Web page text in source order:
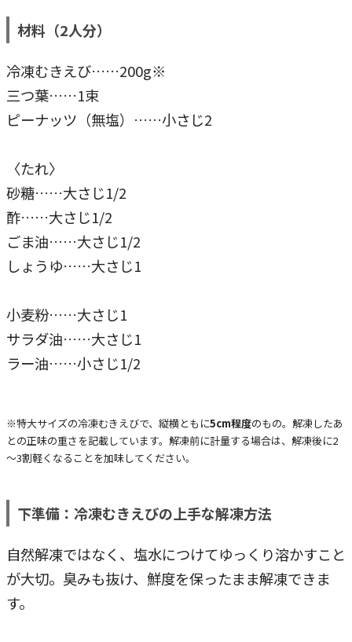
材料（2人分）
冷凍むきえび……200g※
三つ葉……1束
ピーナッツ（無塩）……小さじ2
〈たれ〉
砂糖……大さじ1/2
酢……大さじ1/2
ごま油……大さじ1/2
しょうゆ……大さじ1
小麦粉……大さじ1
サラダ油……大さじ1
ラー油……小さじ1/2
※特大サイズの冷凍むきえびで、縦横ともに5cm程度のもの。解凍したあ
との正味の重さを記載しています。解凍前に計量する場合は、解凍後に2
～3割軽くなることを加味してください。
下準備：冷凍むきえびの上手な解凍方法
自然解凍ではなく、塩水につけてゆっくり溶かすこと
が大切。臭みも抜け、鮮度を保ったまま解凍できま
す。